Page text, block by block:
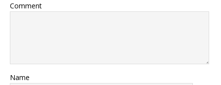
Comment
Name